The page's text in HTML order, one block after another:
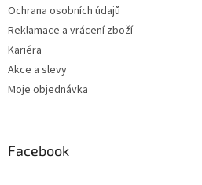
Ochrana osobních údajů
Reklamace a vrácení zboží
Kariéra
Akce a slevy
Moje objednávka
Facebook